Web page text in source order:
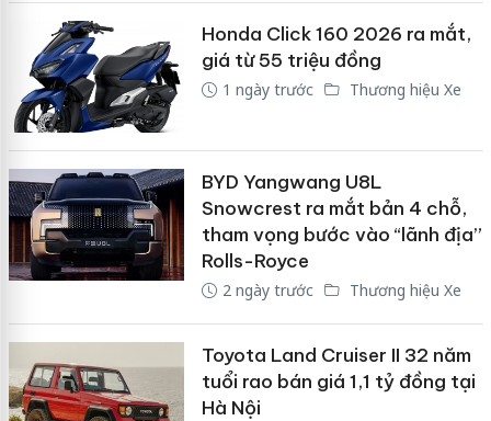
Honda Click 160 2026 ra mắt,
giá từ 55 triệu đồng
1 ngày trước Thương hiệu Xe
BYD Yangwang U8L
Snowcrest ra mắt bản 4 chỗ,
tham vọng bước vào “lãnh địa”
Rolls-Royce
2 ngày trước Thương hiệu Xe
Toyota Land Cruiser II 32 năm
tuổi rao bán giá 1,1 tỷ đồng tại
Hà Nội